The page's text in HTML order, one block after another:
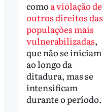
como a violação de
outros direitos das
populações mais
vulnerabilizadas,
que não se iniciam
ao longo da
ditadura, mas se
intensificam
durante o período.